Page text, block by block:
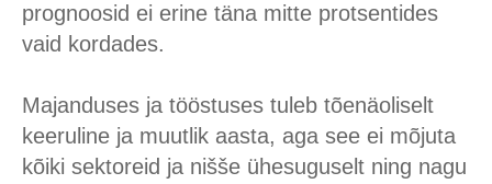
prognoosid ei erine täna mitte protsentides
vaid kordades.
Majanduses ja tööstuses tuleb tõenäoliselt
keeruline ja muutlik aasta, aga see ei mõjuta
kõiki sektoreid ja nišše ühesuguselt ning nagu